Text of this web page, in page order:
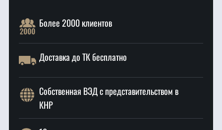
Более 2000 клиентов
Доставка до ТК бесплатно
Собственная ВЭД с представительством в
КНР